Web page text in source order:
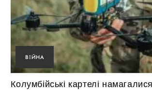
ВІЙНА
Колумбійські картелі